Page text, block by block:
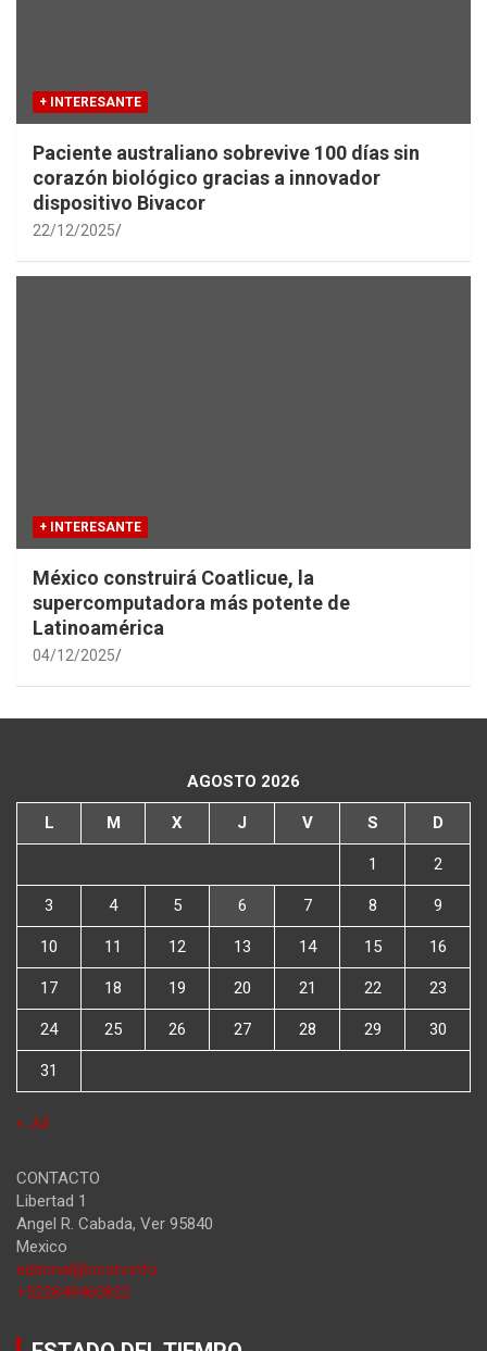
+ INTERESANTE
Paciente australiano sobrevive 100 días sin
corazón biológico gracias a innovador
dispositivo Bivacor
22/12/2025
+ INTERESANTE
México construirá Coatlicue, la
supercomputadora más potente de
Latinoamérica
04/12/2025
AGOSTO 2026
L M X J V S D
1 2
3 4 5 6 7 8 9
10 11 12 13 14 15 16
17 18 19 20 21 22 23
24 25 26 27 28 29 30
31
« Jul
CONTACTO
Libertad 1
Angel R. Cabada, Ver 95840
Mexico
editorial@ncstv.info
+522849460822